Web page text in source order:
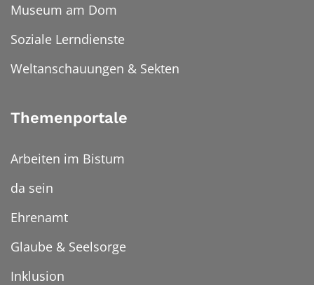
Museum am Dom
Soziale Lerndienste
Weltanschauungen & Sekten
Themenportale
Arbeiten im Bistum
da sein
Ehrenamt
Glaube & Seelsorge
Inklusion